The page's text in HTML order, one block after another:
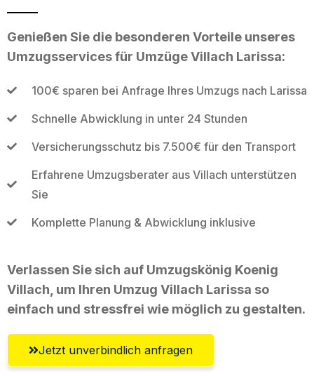
Genießen Sie die besonderen Vorteile unseres
Umzugsservices für Umzüge Villach Larissa:
100€ sparen bei Anfrage Ihres Umzugs nach Larissa
Schnelle Abwicklung in unter 24 Stunden
Versicherungsschutz bis 7.500€ für den Transport
Erfahrene Umzugsberater aus Villach unterstützen
Sie
Komplette Planung & Abwicklung inklusive
Verlassen Sie sich auf Umzugskönig Koenig
Villach, um Ihren Umzug Villach Larissa so
einfach und stressfrei wie möglich zu gestalten.
Jetzt unverbindlich anfragen